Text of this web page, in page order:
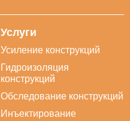
Услуги
Усиление конструкций
Гидроизоляция
конструкций
Обследование конструкций
Инъектирование